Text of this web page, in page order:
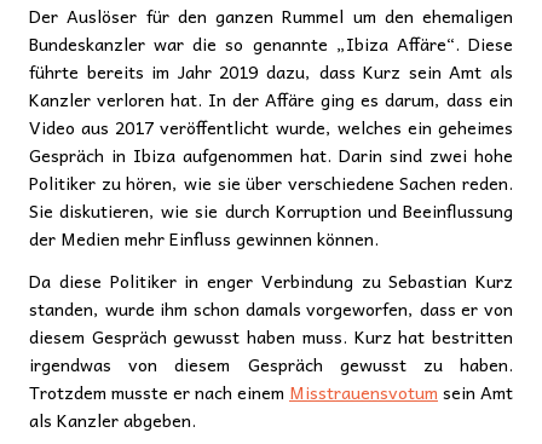
Der Auslöser für den ganzen Rummel um den ehemaligen
Bundeskanzler war die so genannte „Ibiza Affäre“. Diese
führte bereits im Jahr 2019 dazu, dass Kurz sein Amt als
Kanzler verloren hat. In der Affäre ging es darum, dass ein
Video aus 2017 veröffentlicht wurde, welches ein geheimes
Gespräch in Ibiza aufgenommen hat. Darin sind zwei hohe
Politiker zu hören, wie sie über verschiedene Sachen reden.
Sie diskutieren, wie sie durch Korruption und Beeinflussung
der Medien mehr Einfluss gewinnen können.
Da diese Politiker in enger Verbindung zu Sebastian Kurz
standen, wurde ihm schon damals vorgeworfen, dass er von
diesem Gespräch gewusst haben muss. Kurz hat bestritten
irgendwas von diesem Gespräch gewusst zu haben.
Trotzdem musste er nach einem Misstrauensvotum sein Amt
als Kanzler abgeben.